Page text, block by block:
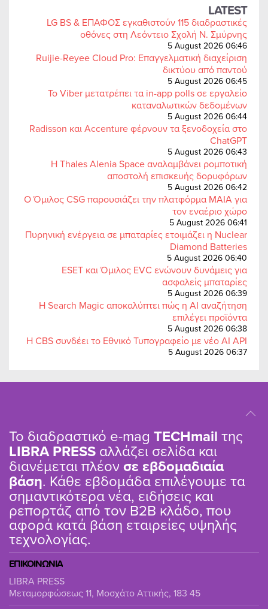
LATEST
LG BS & ΕΠΑΦΟΣ εγκαθιστούν 115 διαδραστικές
οθόνες στη Λεόντειο Σχολή Ν. Σμύρνης
5 August 2026 06:46
Ruijie-Reyee Cloud Pro: Επαγγελματική διαχείριση
δικτύου από παντού
5 August 2026 06:45
Το Viber μετατρέπει τα in-app polls σε εργαλείο
καταναλωτικών δεδομένων
5 August 2026 06:44
Radisson και Accenture φέρνουν τα ξενοδοχεία στο
ChatGPT
5 August 2026 06:43
Η Thales Alenia Space αναλαμβάνει ρομποτική
αποστολή επισκευής δορυφόρων
5 August 2026 06:42
Ο Όμιλος CSG παρουσιάζει την πλατφόρμα MAIA για
τον εναέριο χώρο
5 August 2026 06:41
Πυρηνική ενέργεια σε μπαταρίες ετοιμάζει η Nuclear
Diamond Batteries
5 August 2026 06:40
ESET και Όμιλος EVC ενώνουν δυνάμεις για
ασφαλείς μπαταρίες
5 August 2026 06:39
Η Search Magic αποκαλύπτει πώς η AI αναζήτηση
επιλέγει προϊόντα
5 August 2026 06:38
Η CBS συνδέει το Εθνικό Τυπογραφείο με νέο AI API
5 August 2026 06:37
Το διαδραστικό e-mag TΕCHmail της
LIBRA PRESS αλλάζει σελίδα και
διανέμεται πλέον σε εβδομαδιαία
βάση. Κάθε εβδομάδα επιλέγουμε τα
σημαντικότερα νέα, ειδήσεις και
ρεπορτάζ από τον B2B κλάδο, που
αφορά κατά βάση εταιρείες υψηλής
τεχνολογίας.
ΕΠΙΚΟΙΝΩΝΙΑ
LIBRA PRESS
Μεταμορφώσεως 11, Μοσχάτο Αττικής, 183 45